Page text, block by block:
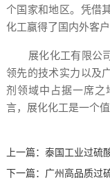
个国家和地区。凭借
化工赢得了国内外客
展化化工有限公
领先的技术实力以及
剂领域中占据一席之
言，展化化工是一个
上一篇： 泰国工业过硫
下一篇： 广州高品质过